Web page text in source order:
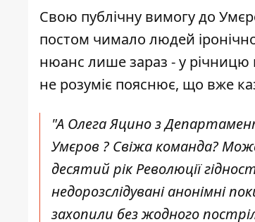
Свою публічну вимогу до
постом чимало людей
нюанс лише зараз - у річницю
не розуміє пояснює, що вже
"А Олега Яцино з
Умєров ? Свіжа команда?
десятий рік Революції
недорозслідувані анонімні
захопили без жодного